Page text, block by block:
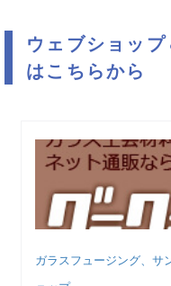
ウェブショッ
はこちらから
ガラスフュージング、サ